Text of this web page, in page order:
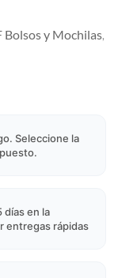
Bolsos y Mochilas,
Seleccione la
días en la
entregas rápidas